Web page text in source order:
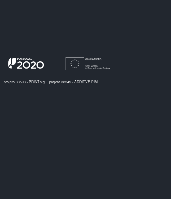
projeto 33503 - PRINT.big
projeto 38549 - ADDITIVE.PIM